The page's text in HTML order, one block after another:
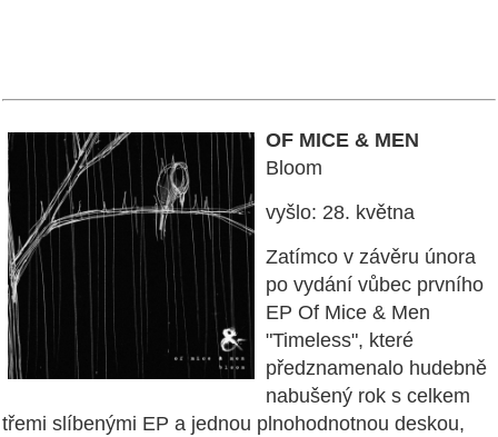
OF MICE & MEN
Bloom
vyšlo: 28. května
Zatímco v závěru února
po vydání vůbec prvního
EP Of Mice & Men
"Timeless", které
předznamenalo hudebně
nabušený rok s celkem
třemi slíbenými EP a jednou plnohodnotnou deskou,